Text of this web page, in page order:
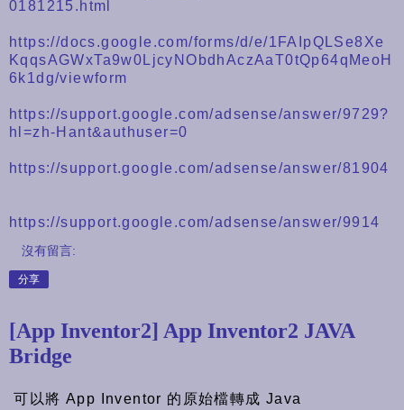
0181215.html
https://docs.google.com/forms/d/e/1FAIpQLSe8Xe
KqqsAGWxTa9w0LjcyNObdhAczAaT0tQp64qMeoH
6k1dg/viewform
https://support.google.com/adsense/answer/9729?
hl=zh-Hant&authuser=0
https://support.google.com/adsense/answer/81904
https://support.google.com/adsense/answer/9914
沒有留言:
分享
[App Inventor2] App Inventor2 JAVA
Bridge
可以將 App Inventor 的原始檔轉成 Java